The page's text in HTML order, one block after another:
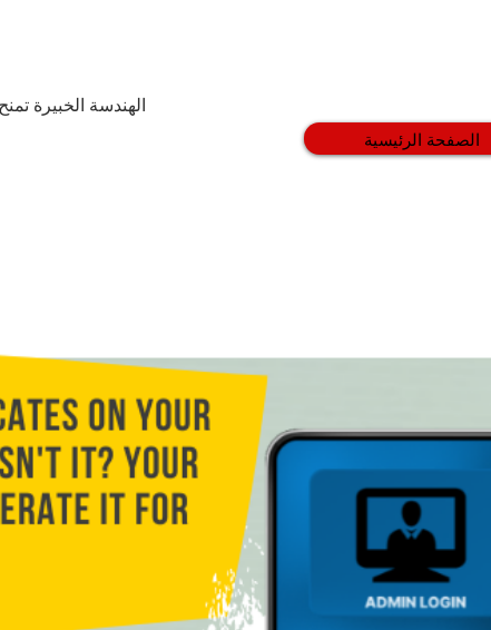
الهندسة الخبيرة
الصفحة الرئيسية